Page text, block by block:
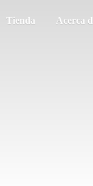
Tienda Acerca